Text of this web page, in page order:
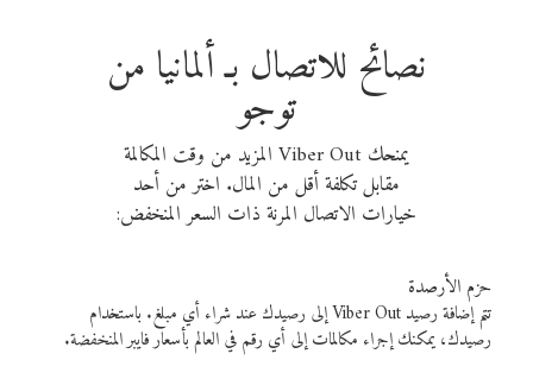
نصائح للاتصال بـ ألمانيا من
توجو
يمنحك Viber Out المزيد من وقت المكالمة
مقابل تكلفة أقل من المال. اختر من أحد
خيارات الاتصال المرنة ذات السعر المنخفض:
حزم الأرصدة
تتم إضافة رصيد Viber Out إلى رصيدك عند شراء أي مبلغ. باستخدام
رصيدك، يمكنك إجراء مكالمات إلى أي رقم في العالم بأسعار فايبر المنخفضة.